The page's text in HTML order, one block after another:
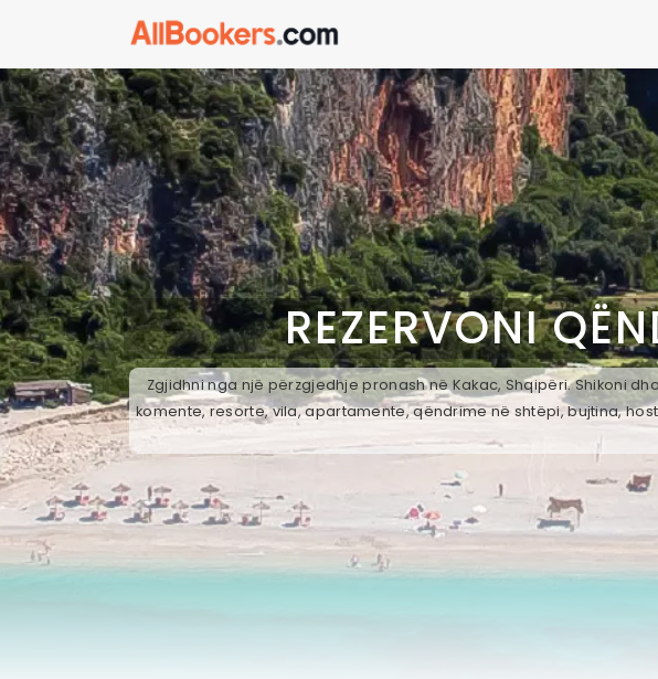
REZERVONI
Zgjidhni nga një përzgjedhje pronash në Kakac, Shqipëri. Shikoni
komente, resorte, vila, apartamente, qëndrime në shtëpi, bujtina,